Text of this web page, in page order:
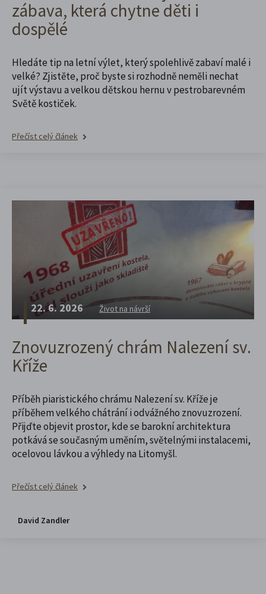
zábava, která chytne děti i
dospělé
Hledáte tip na letní výlet, který spolehlivě zabaví malé i
velké? Zjistěte, proč byste si rozhodně neměli nechat
ujít výstavu a velkou dětskou hernu v pestrobarevném
Světě kostiček.
Přečíst celý článek
22. 6. 2026 Život na návrší
Znovuzrozený chrám Nalezení sv.
Kříže
Příběh piaristického chrámu Nalezení sv. Kříže je
příběhem velkého chátrání i odvážného znovuzrození.
Přijďte objevit prostor, kde se barokní architektura
potkává se současným uměním, světelnými instalacemi,
ocelovou lávkou a výhledy na Litomyšl.
Přečíst celý článek
David Zandler